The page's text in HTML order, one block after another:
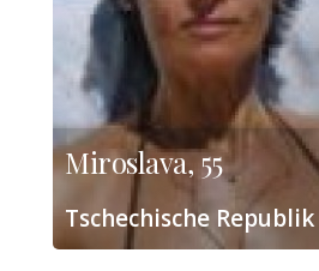
Miroslava, 55
Tschechische Republik